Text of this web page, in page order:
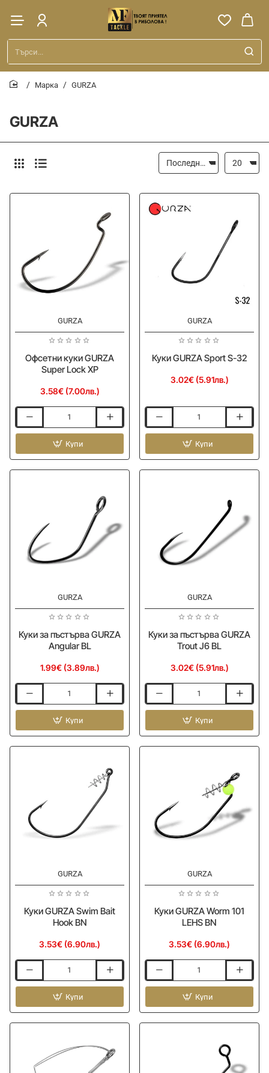
Търси...
GURZA
Марка GURZA
GURZA
Офсетни куки GURZA
Super Lock XP
3.58€ (7.00лв.)
куки
Super
Lock
Купи
GURZA
Куки GURZA Sport S-32
3.02€ (5.91лв.)
GURZA
S-
32
Купи
GURZA
Куки за пъстърва GURZA
Angular BL
1.99€ (3.89лв.)
за
пъстърва
GURZA
Angular
Купи
GURZA
Куки за пъстърва GURZA
Trout J6 BL
3.02€ (5.91лв.)
за
пъстърва
GURZA
Trout
Купи
GURZA
Куки GURZA Swim Bait
Hook BN
3.53€ (6.90лв.)
GURZA
Bait
Hook
Купи
GURZA
Куки GURZA Worm 101
LEHS BN
3.53€ (6.90лв.)
GURZA
101
LEHS
Купи